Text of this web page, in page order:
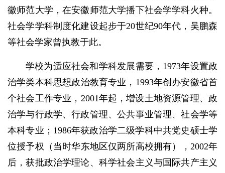
徽师范大学，在安徽师范大学播下社会学学科火种。
社会学学科制度化建设起步于20世纪90年代，吴鹏森
等社会学家曾执教于此。
学校为适应社会和学科发展需要，1973年设置政
治学类本科思想政治教育专业，1993年创办安徽省首
个社会工作专业，2001年起，增设土地资源管理、政
治学与行政学、行政管理、公共事业管理、社会学等
本科专业；1986年获政治学二级学科中共党史硕士学
位授予权（当时华东地区仅两所高校拥有），2002年
后，获批政治学理论、科学社会主义与国际共产主义